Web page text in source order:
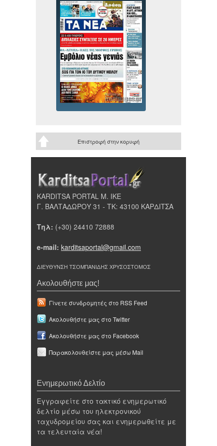
Επιστροφή στην κορυφή
KARDITSA PORTAL Μ. ΙΚΕ
Γ. ΒΑΛΤΑΔΩΡΟΥ 31 - ΤΚ: 43100 ΚΑΡΔΙΤΣΑ
Τηλ: (+30) 24410 72888
e-mail: karditsaportal@gmail.com
ΔΙΕΥΘΥΝΣΗ ΤΣΟΜΠΑΝΙΔΗΣ ΧΡΥΣΟΣΤΟΜΟΣ
Ακολουθήστε μας!
Γίνετε συνδρομητές στο RSS Feed
Ακολουθήστε μας στο Twitter
Ακολουθήστε μας στο Facebook
Παρακολουθείστε μας μέσω Mail
Ενημερωτικό Δελτίο
Εγγραφείτε στο τακτικό ενημερωτικό
δελτίο μέσω του ηλεκτρονικού
ταχυδρομείου σας και ενημερωθείτε με
τα τελευταία νέα!